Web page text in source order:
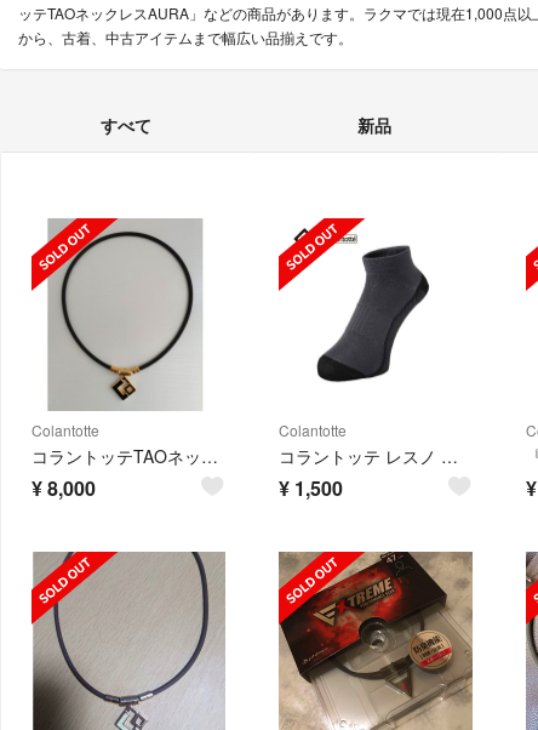
ッテTAOネックレスAURA」などの商品があります。ラクマでは現在1,000点
から、古着、中古アイテムまで幅広い品揃えです。
すべて 新品
Colantotte
コラントッテTAOネックレスAURA
¥8,000
Colantotte
コラントッテ レスノ プロエイドソックス ランニング用
¥ 1,500 ¥